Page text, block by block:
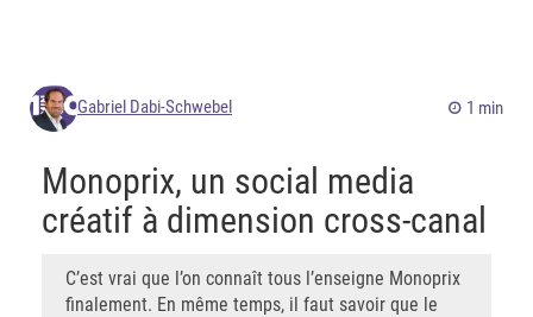
Gabriel Dabi-Schwebel 1 min
Monoprix, un social media
créatif à dimension cross-canal
C’est vrai que l’on connaît tous l’enseigne Monoprix
finalement. En même temps, il faut savoir que le